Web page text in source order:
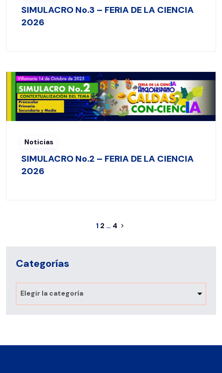
SIMULACRO No.3 – FERIA DE LA CIENCIA
2026
Noticias
SIMULACRO No.2 – FERIA DE LA CIENCIA
2026
1 2 … 4
Categorías